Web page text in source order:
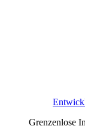
Grenzenlose